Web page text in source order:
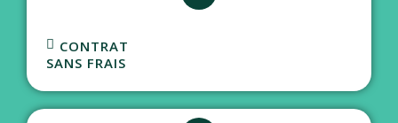
CONTRAT
SANS FRAIS